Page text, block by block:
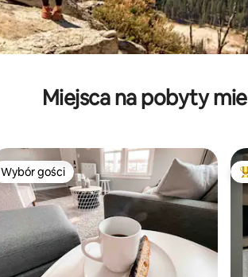
Miejsca na pobyty
Wybór gości
Wybór gości